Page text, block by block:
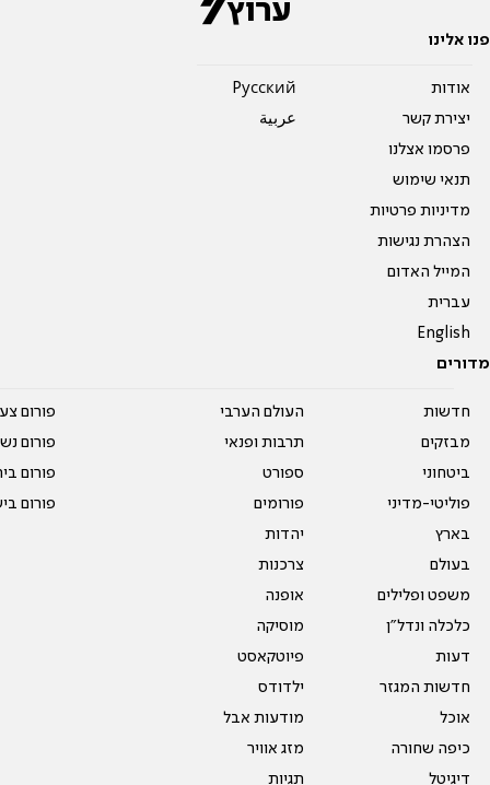
פנו אלינו
אודות
יצירת קשר
פרסמו אצלנו
תנאי שימוש
מדיניות פרטיות
הצהרת נגישות
המייל האדום
עברית
English
Pусский
عربية
מדורים
חדשות
מבזקים
ביטחוני
פוליטי-מדיני
בארץ
בעולם
משפט ופלילים
כלכלה ונדל"ן
דעות
חדשות המגזר
אוכל
כיפה שחורה
דיגיטל
העולם הערבי
תרבות ופנאי
ספורט
פורומים
יהדות
צרכנות
אופנה
מוסיקה
פיוטקאסט
ילדודס
מודעות אבל
מזג אוויר
תגיות
פורום
פורום
פורום
פורום